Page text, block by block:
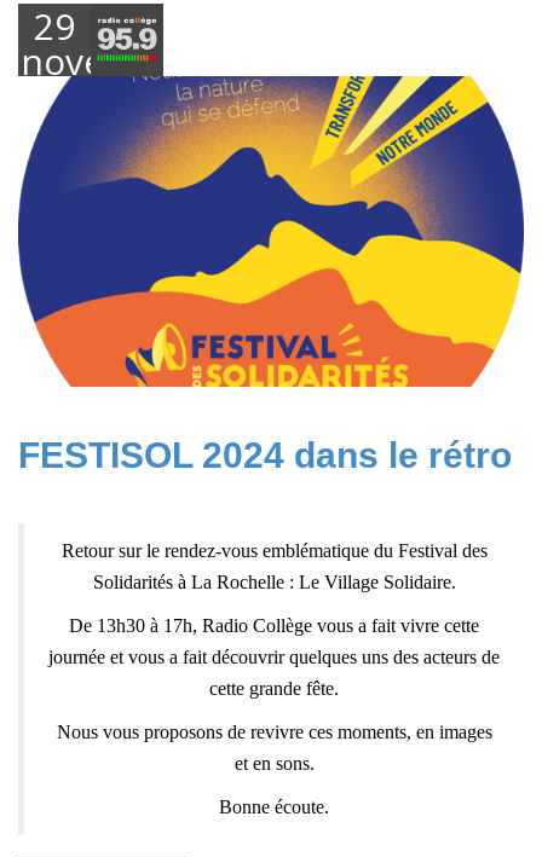
29
novembre
2024
FESTISOL 2024 dans le rétro
Retour sur le rendez-vous emblématique du Festival des
Solidarités à La Rochelle : Le Village Solidaire.
De 13h30 à 17h, Radio Collège vous a fait vivre cette
journée et vous a fait découvrir quelques uns des acteurs de
cette grande fête.
Nous vous proposons de revivre ces moments, en images
et en sons.
Bonne écoute.